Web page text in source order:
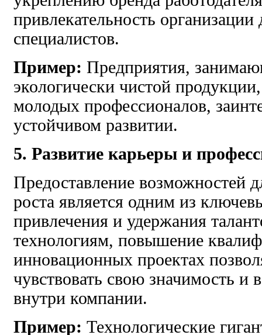
привлекательность
специалистов.
Пример: Предприятия,
экологически чистой
молодых профессионалов,
устойчивом развитии.
5. Развитие карьеры и
Предоставление возможностей
роста является одним из
привлечения и удержания
технологиям, повышение
инновационных проектах
чувствовать свою значимость и
внутри компании.
Пример: Технологические